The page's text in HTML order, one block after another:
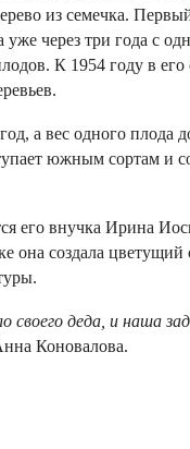
из семечка.
уже через три года с
К 1954 году в его
а вес одного плода
южным сортам и
его внучка Ирина
она создала цветущий
своего деда, и наша
Коновалова.